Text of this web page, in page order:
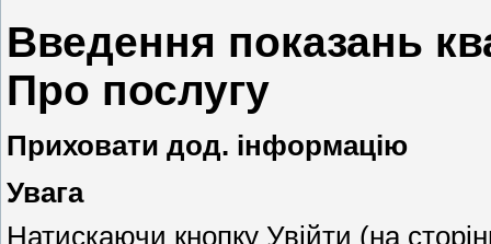
Введення показань
Про послугу
Приховати дод. інформацію
Увага
Натискаючи кнопку Увійти (на